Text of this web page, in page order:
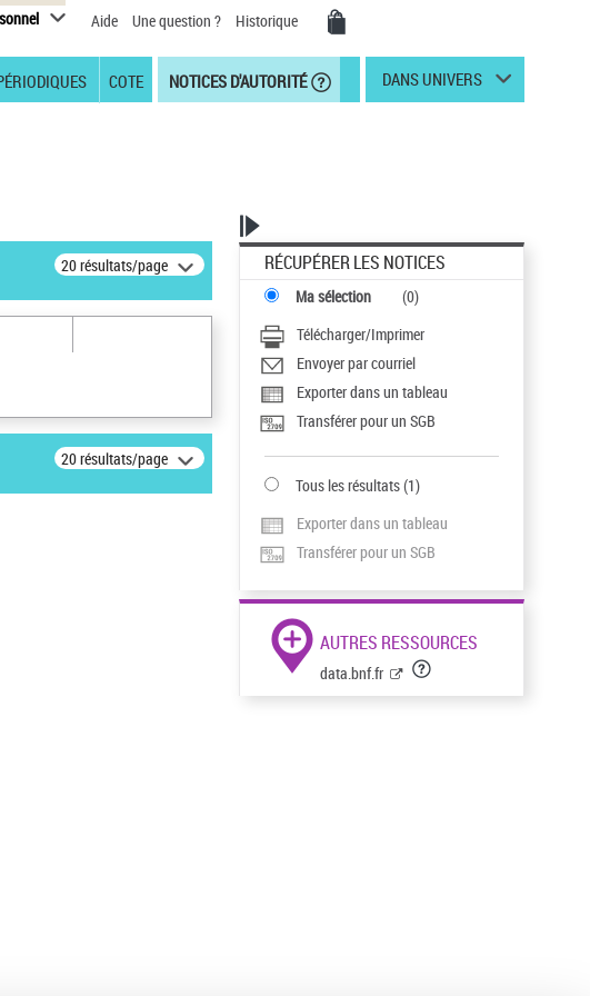
Aide Une question ? Historique
COTE NOTICES D'AUTORITÉ DANS UNIVERS
20 résultats/page
20 résultats/page
RÉCUPÉRER LES NOTICES
Ma sélection (0)
Télécharger/Imprimer
Envoyer par courriel
Exporter dans un tableau
Transférer pour un SGB
Tous les résultats(1)
Exporter dans un tableau
Transférer pour un SGB
AUTRES RESSOURCES
data.bnf.fr